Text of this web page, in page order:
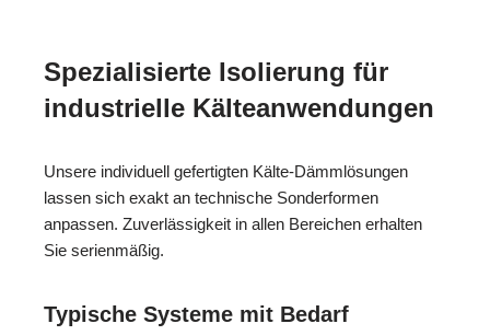
Spezialisierte Isolierung für
industrielle Kälteanwendungen
Unsere individuell gefertigten Kälte-Dämmlösungen
lassen sich exakt an technische Sonderformen
anpassen. Zuverlässigkeit in allen Bereichen erhalten
Sie serienmäßig.
Typische Systeme mit Bedarf